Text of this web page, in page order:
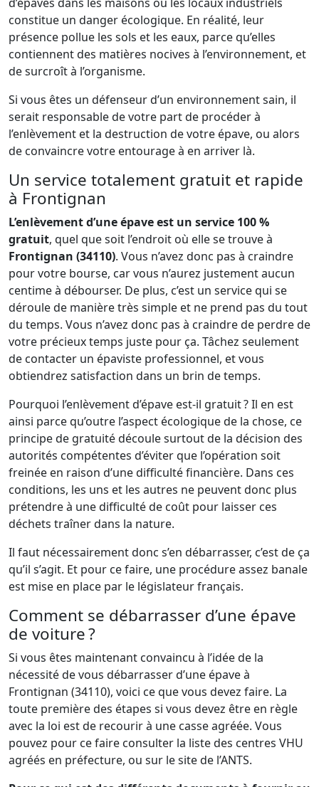
constitue un danger écologique. En réalité, leur
présence pollue les sols et les eaux, parce qu’elles
contiennent des matières nocives à l’environnement, et
de surcroît à l’organisme.
Si vous êtes un défenseur d’un environnement sain, il
serait responsable de votre part de procéder à
l’enlèvement et la destruction de votre épave, ou alors
de convaincre votre entourage à en arriver là.
Un service totalement gratuit et rapide
à Frontignan
L’enlèvement d’une épave est un service 100 %
gratuit, quel que soit l’endroit où elle se trouve à
Frontignan (34110). Vous n’avez donc pas à craindre
pour votre bourse, car vous n’aurez justement aucun
centime à débourser. De plus, c’est un service qui se
déroule de manière très simple et ne prend pas du tout
du temps. Vous n’avez donc pas à craindre de perdre de
votre précieux temps juste pour ça. Tâchez seulement
de contacter un épaviste professionnel, et vous
obtiendrez satisfaction dans un brin de temps.
Pourquoi l’enlèvement d’épave est-il gratuit ? Il en est
ainsi parce qu’outre l’aspect écologique de la chose, ce
principe de gratuité découle surtout de la décision des
autorités compétentes d’éviter que l’opération soit
freinée en raison d’une difficulté financière. Dans ces
conditions, les uns et les autres ne peuvent donc plus
prétendre à une difficulté de coût pour laisser ces
déchets traîner dans la nature.
Il faut nécessairement donc s’en débarrasser, c’est de ça
qu’il s’agit. Et pour ce faire, une procédure assez banale
est mise en place par le législateur français.
Comment se débarrasser d’une épave
de voiture ?
Si vous êtes maintenant convaincu à l’idée de la
nécessité de vous débarrasser d’une épave à
Frontignan (34110), voici ce que vous devez faire. La
toute première des étapes si vous devez être en règle
avec la loi est de recourir à une casse agréée. Vous
pouvez pour ce faire consulter la liste des centres VHU
agréés en préfecture, ou sur le site de l’ANTS.